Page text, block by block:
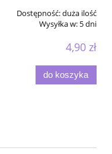
Dostępność:duża ilość
Wysyłka w: 5 dni
4,90 zł
do koszyka